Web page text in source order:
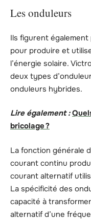
Les onduleurs
Ils figurent également
pour produire et
l’énergie solaire.
deux types
onduleurs hybrides.
Lire également :
bricolage ?
La fonction générale
courant continu
courant alternatif
La spécificité des
capacité à
alternatif d’une